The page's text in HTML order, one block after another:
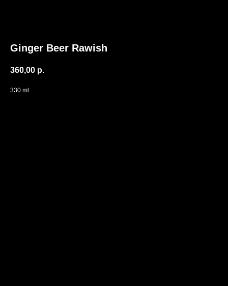
Ginger Beer Rawish
360,00 р.
330 ml